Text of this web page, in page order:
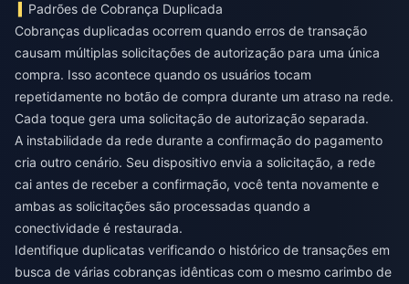
Padrões de Cobrança Duplicada
Cobranças duplicadas ocorrem quando erros de transação
causam múltiplas solicitações de autorização para uma única
compra. Isso acontece quando os usuários tocam
repetidamente no botão de compra durante um atraso na rede.
Cada toque gera uma solicitação de autorização separada.
A instabilidade da rede durante a confirmação do pagamento
cria outro cenário. Seu dispositivo envia a solicitação, a rede
cai antes de receber a confirmação, você tenta novamente e
ambas as solicitações são processadas quando a
conectividade é restaurada.
Identifique duplicatas verificando o histórico de transações em
busca de várias cobranças idênticas com o mesmo carimbo de